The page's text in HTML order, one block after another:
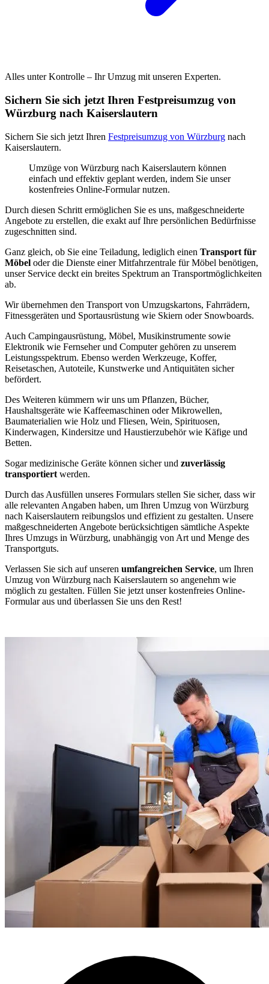
Alles unter Kontrolle – Ihr Umzug mit unseren Experten.
Sichern Sie sich jetzt Ihren Festpreisumzug von
Würzburg nach Kaiserslautern
Sichern Sie sich jetzt Ihren Festpreisumzug von Würzburg nach
Kaiserslautern.
Umzüge von Würzburg nach Kaiserslautern können
einfach und effektiv geplant werden, indem Sie unser
kostenfreies Online-Formular nutzen.
Durch diesen Schritt ermöglichen Sie es uns, maßgeschneiderte
Angebote zu erstellen, die exakt auf Ihre persönlichen Bedürfnisse
zugeschnitten sind.
Ganz gleich, ob Sie eine Teiladung, lediglich einen Transport für
Möbel oder die Dienste einer Mitfahrzentrale für Möbel benötigen,
unser Service deckt ein breites Spektrum an Transportmöglichkeiten
ab.
Wir übernehmen den Transport von Umzugskartons, Fahrrädern,
Fitnessgeräten und Sportausrüstung wie Skiern oder Snowboards.
Auch Campingausrüstung, Möbel, Musikinstrumente sowie
Elektronik wie Fernseher und Computer gehören zu unserem
Leistungsspektrum. Ebenso werden Werkzeuge, Koffer,
Reisetaschen, Autoteile, Kunstwerke und Antiquitäten sicher
befördert.
Des Weiteren kümmern wir uns um Pflanzen, Bücher,
Haushaltsgeräte wie Kaffeemaschinen oder Mikrowellen,
Baumaterialien wie Holz und Fliesen, Wein, Spirituosen,
Kinderwagen, Kindersitze und Haustierzubehör wie Käfige und
Betten.
Sogar medizinische Geräte können sicher und zuverlässig
transportiert werden.
Durch das Ausfüllen unseres Formulars stellen Sie sicher, dass wir
alle relevanten Angaben haben, um Ihren Umzug von Würzburg
nach Kaiserslautern reibungslos und effizient zu gestalten. Unsere
maßgeschneiderten Angebote berücksichtigen sämtliche Aspekte
Ihres Umzugs in Würzburg, unabhängig von Art und Menge des
Transportguts.
Verlassen Sie sich auf unseren umfangreichen Service, um Ihren
Umzug von Würzburg nach Kaiserslautern so angenehm wie
möglich zu gestalten. Füllen Sie jetzt unser kostenfreies Online-
Formular aus und überlassen Sie uns den Rest!